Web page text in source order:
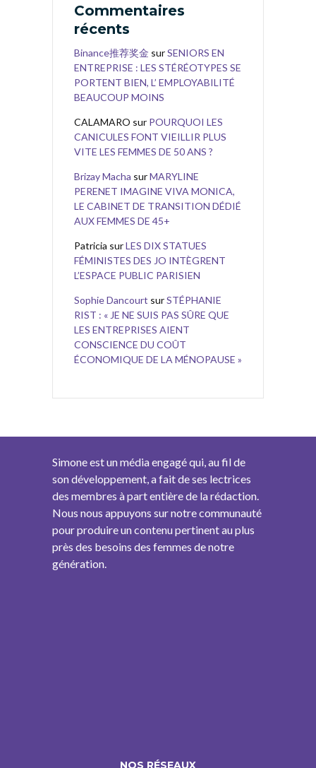
Commentaires
récents
Binance推荐奖金 surSENIORS EN
ENTREPRISE : LES STÉRÉOTYPES SE
PORTENT BIEN, L’ EMPLOYABILITÉ
BEAUCOUP MOINS
CALAMARO sur POURQUOI LES
CANICULES FONT VIEILLIR PLUS
VITE LES FEMMES DE 50 ANS ?
Brizay Macha surMARYLINE
PERENET IMAGINE VIVA MONICA,
LE CABINET DE TRANSITION DÉDIÉ
AUX FEMMES DE 45+
Patricia surLES DIX STATUES
FÉMINISTES DES JO INTÈGRENT
L’ESPACE PUBLIC PARISIEN
Sophie Dancourt surSTÉPHANIE
RIST : « JE NE SUIS PAS SÛRE QUE
LES ENTREPRISES AIENT
CONSCIENCE DU COÛT
ÉCONOMIQUE DE LA MÉNOPAUSE »
Simone est un média engagé qui, au fil de
son développement, a fait de ses lectrices
des membres à part entière de la rédaction.
Nous nous appuyons sur notre communauté
pour produire un contenu pertinent au plus
près des besoins des femmes de notre
génération.
NOS RÉSEAUX